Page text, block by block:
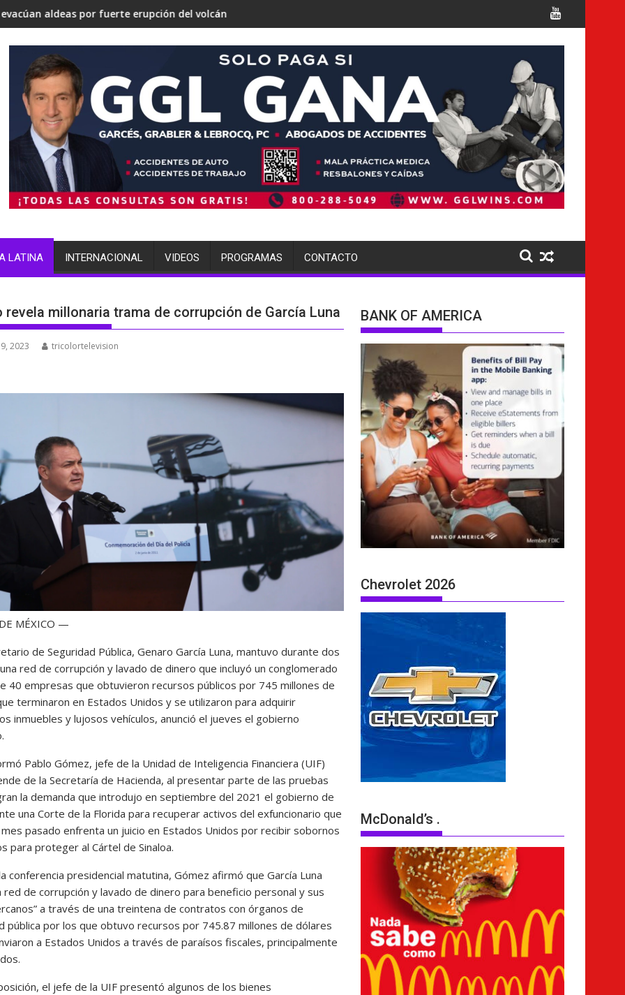
en una 'Gaza silenciosa'
su estrategia nuclear
fuerte erupción del volcán de Fuegoterminó arrestada por múltiples cargos Italia confirma la muerte de 7 nacionales
LATINA INTERNACIONAL VIDEOS PROGRAMAS CONTACTO
revela millonaria trama de corrupción de García Luna
2023 tricolortelevision
MÉXICO —
de Seguridad Pública, Genaro García Luna, mantuvo durante dos
red de corrupción y lavado de dinero que incluyó un conglomerado
40 empresas que obtuvieron recursos públicos por 745 millones de
terminaron en Estados Unidos y se utilizaron para adquirir
inmuebles y lujosos vehículos, anunció el jueves el gobierno
Pablo Gómez, jefe de la Unidad de Inteligencia Financiera (UIF)
de la Secretaría de Hacienda, al presentar parte de las pruebas
la demanda que introdujo en septiembre del 2021 el gobierno de
una Corte de la Florida para recuperar activos del exfuncionario que
pasado enfrenta un juicio en Estados Unidos por recibir sobornos
para proteger al Cártel de Sinaloa.
conferencia presidencial matutina, Gómez afirmó que García Luna
red de corrupción y lavado de dinero para beneficio personal y sus
a través de una treintena de contratos con órganos de
pública por los que obtuvo recursos por 745.87 millones de dólares
a Estados Unidos a través de paraísos fiscales, principalmente
el jefe de la UIF presentó algunos de los bienes
BANK OF AMERICA
Chevrolet 2026
McDonald’s .